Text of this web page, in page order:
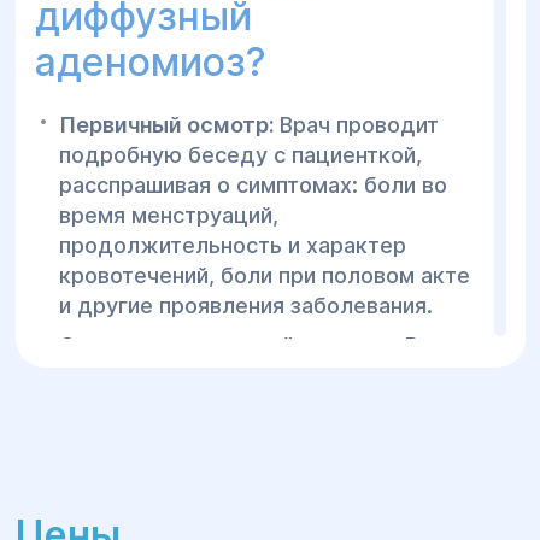
Это заболевание может существенно
повлиять на качество жизни, особенно в
Своевременная диагностика и
правильное лечение могут значительно
улучшить состояние женщины и
сохранить репродуктивное здоровье.
диффузный
аденомиоз?
Первичный осмотр: Врач проводит
подробную беседу с пациенткой,
расспрашивая о симптомах: боли во
время менструаций,
продолжительность и характер
кровотечений, боли при половом акте
и другие проявления заболевания.
Оценка медицинской истории:
Врач
пациентки.